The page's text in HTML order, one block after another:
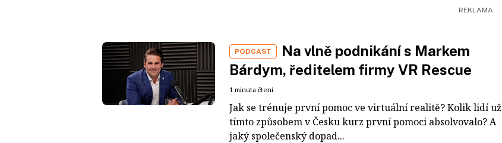
PODCAST
Na vlně podnikání s Markem
Bárdym, ředitelem firmy VR Rescue
1 minuta čtení
Jak se trénuje první pomoc ve virtuální realitě? Kolik lidí už
tímto způsobem v Česku kurz první pomoci absolvovalo? A
jaký společenský dopad...